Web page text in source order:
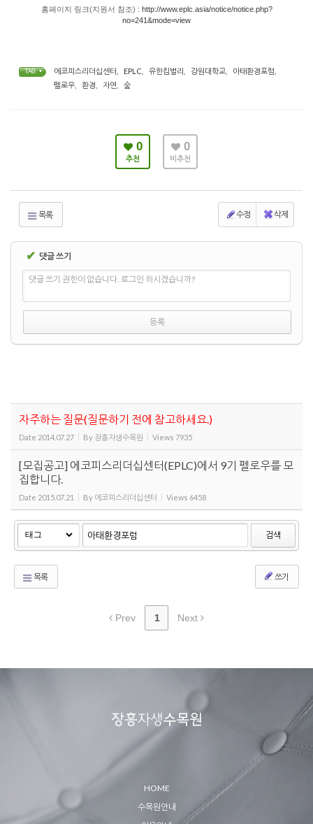
홈페이지 링크(지원서 참조) : http://www.eplc.asia/notice/notice.php?
no=241&mode=view
TAG • 에코피스리더십센터 EPLC 유한킴벌리 강원대학교 아태환경포럼
펠로우
환경 자연 숲
0
추천
0
비추천
목록 수정 삭제
✔ 댓글 쓰기
댓글 쓰기 권한이 없습니다. 로그인 하시겠습니까?
자주하는 질문(질문하기 전에 참고하세요.)
Date 2014.07.27 By 장흥자생수목원 Views 7935
[모집공고] 에코피스리더십센터(EPLC)에서 9기 펠로우를 모
집합니다.
Date 2015.07.21 By 에코피스리더십센터 Views 6458
검색
목록 쓰기
Prev 1 Next
HOME
수목원안내